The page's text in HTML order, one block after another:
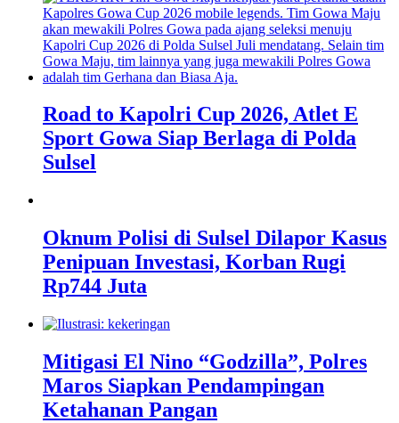
Road to Kapolri Cup 2026, Atlet E
Sport Gowa Siap Berlaga di Polda
Sulsel
Oknum Polisi di Sulsel Dilapor Kasus
Penipuan Investasi, Korban Rugi
Rp744 Juta
Mitigasi El Nino “Godzilla”, Polres
Maros Siapkan Pendampingan
Ketahanan Pangan